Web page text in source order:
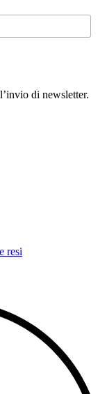
di newsletter.
resi